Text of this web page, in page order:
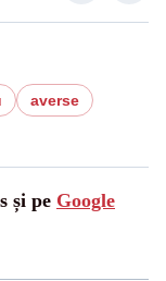
averse
și pe Google